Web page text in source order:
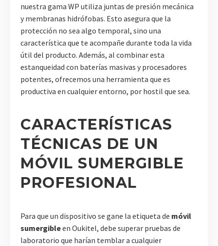
nuestra gama WP utiliza juntas de presión mecánica
y membranas hidrófobas. Esto asegura que la
protección no sea algo temporal, sino una
característica que te acompañe durante toda la vida
útil del producto. Además, al combinar esta
estanqueidad con baterías masivas y procesadores
potentes, ofrecemos una herramienta que es
productiva en cualquier entorno, por hostil que sea.
CARACTERÍSTICAS
TÉCNICAS DE UN
MÓVIL SUMERGIBLE
PROFESIONAL
Para que un dispositivo se gane la etiqueta de móvil
sumergibleen Oukitel, debe superar pruebas de
laboratorio que harían temblar a cualquier